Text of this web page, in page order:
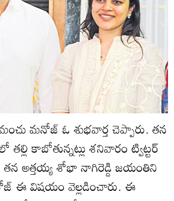
మనోజ్‌ ఓ శుభవార్త చెప్పారు. తన
కాబోతున్నట్లు శనివారం ట్విట్టర్‌
తన అత్తయ్య శోభా నాగిరెడ్డి జయంతిని
ఈ విషయం వెల్లడించారు. ఈ